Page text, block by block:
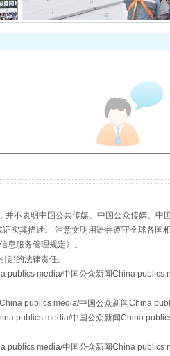
规模最大的光氢储一体
镜头丨大暑三秋近
并不表明中国公共传媒、中国公众传媒、
实其描述。 注意文明用语并遵守全球各国相
息服务管理规定》。
起的法律责任。
publics media/中国公众新闻China
publics media/中国公众新闻China
publics media/中国公众新闻China
publics media/中国公众新闻China